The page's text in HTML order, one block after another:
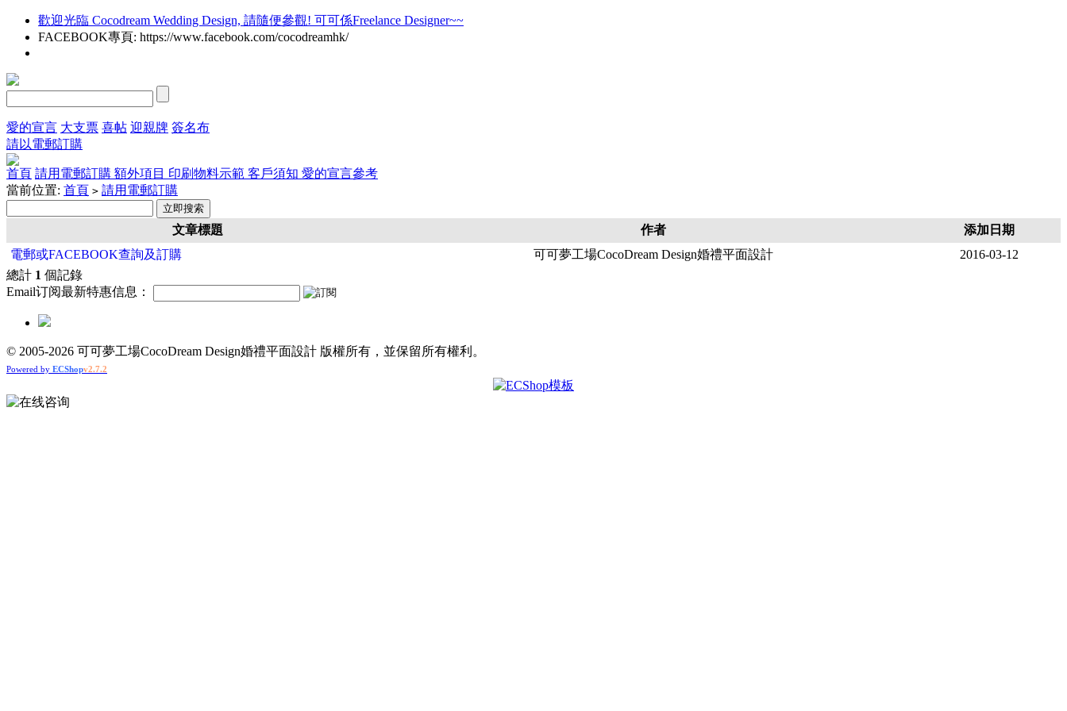
歡迎光臨 Cocodream Wedding Design, 請隨便參觀! 可可係Freelance Designer~~
FACEBOOK專頁: https://www.facebook.com/cocodreamhk/
愛的宣言 大支票 喜帖 迎親牌 簽名布
請以電郵訂購
首頁 請用電郵訂購 額外項目 印刷物料示範 客戶須知 愛的宣言參考
當前位置: 首頁 > 請用電郵訂購
文章標題 作者
添加日期
電郵或FACEBOOK查詢及訂購
可可夢工場CocoDream Design婚禮平面設計
2016-03-12
總計 1 個記錄
Email订阅最新特惠信息：
© 2005-2026 可可夢工場CocoDream Design婚禮平面設計 版權所有，並保留所有權利。
Powered by ECShopv2.7.2